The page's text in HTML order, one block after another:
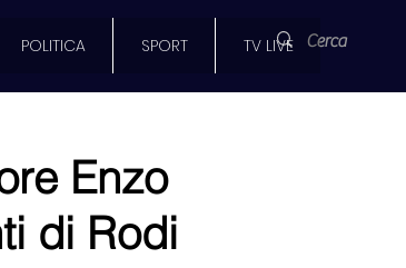
POLITICA SPORT TV LIVE
Enzo
di Rodi